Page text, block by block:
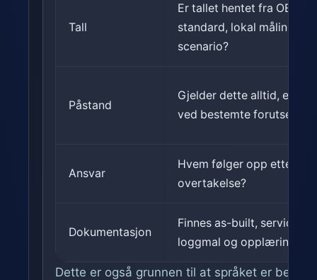
Tall
Er tallet hentet fra OEM,
standard, lokal måling
scenario?
Påstand
Gjelder dette alltid, eller
ved bestemte
Ansvar
Hvem følger opp etter
overtakelse?
Dokumentasjon
Finnes as-built,
loggmal og opplæring?
Dette er også grunnen til at språket er